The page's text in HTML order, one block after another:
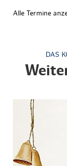
Alle Termine
DAS